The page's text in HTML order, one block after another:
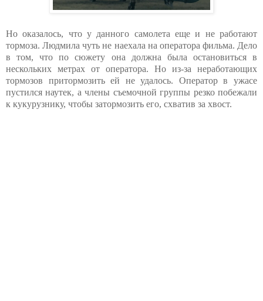
Но оказалось, что у данного самолета еще и не работают
тормоза. Людмила чуть не наехала на оператора фильма. Дело
в том, что по сюжету она должна была остановиться в
нескольких метрах от оператора. Но из-за неработающих
тормозов притормозить ей не удалось. Оператор в ужасе
пустился наутек, а члены съемочной группы резко побежали
к кукурузнику, чтобы затормозить его, схватив за хвост.